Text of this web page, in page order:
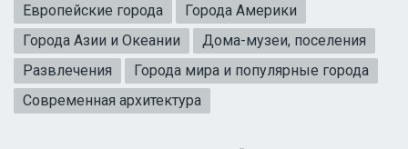
Европейские города
Города Америки
Города Азии и Океании
Дома-музеи, поселения
Развлечения
Города мира и популярные города
Современная архитектура